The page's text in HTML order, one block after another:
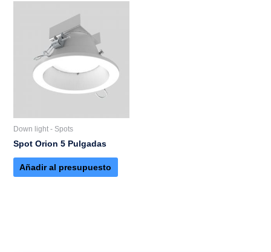
Down light - Spots
Spot Orion 5 Pulgadas
Añadir al presupuesto